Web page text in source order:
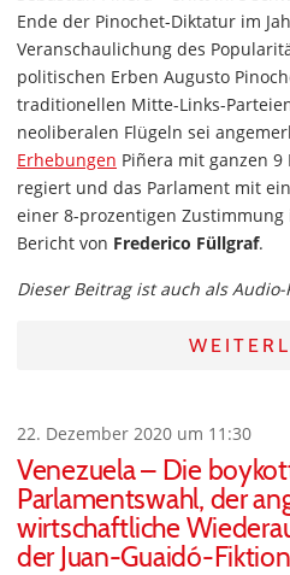
Ende der Pinochet-Diktatur im
Veranschaulichung des
politischen Erben Augusto
traditionellen Mitte-Links-
neoliberalen Flügeln sei
Erhebungen Piñera mit ganzen
regiert und das Parlament mit
einer 8-prozentigen Zustimmung
Bericht von Frederico Füllgraf.
Dieser Beitrag ist auch als
22. Dezember 2020 um 11:30
Venezuela – Die
Parlamentswahl, der
wirtschaftliche
der Juan-Guaidó-Fiktion